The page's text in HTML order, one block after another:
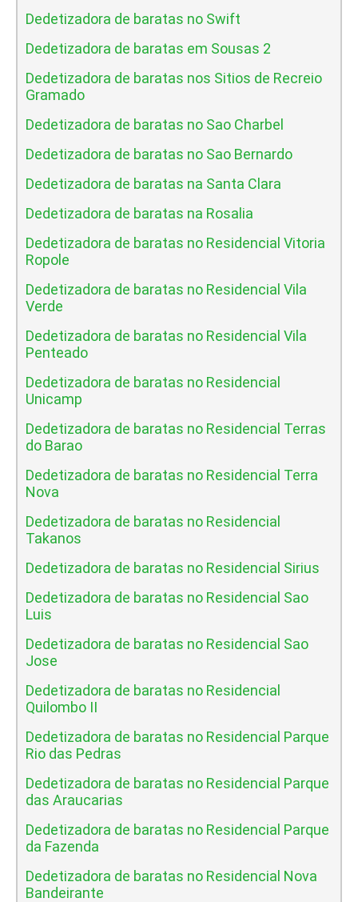
Dedetizadora de baratas no Swift
Dedetizadora de baratas em Sousas 2
Dedetizadora de baratas nos Sitios de Recreio
Gramado
Dedetizadora de baratas no Sao Charbel
Dedetizadora de baratas no Sao Bernardo
Dedetizadora de baratas na Santa Clara
Dedetizadora de baratas na Rosalia
Dedetizadora de baratas no Residencial Vitoria
Ropole
Dedetizadora de baratas no Residencial Vila
Verde
Dedetizadora de baratas no Residencial Vila
Penteado
Dedetizadora de baratas no Residencial
Unicamp
Dedetizadora de baratas no Residencial Terras
do Barao
Dedetizadora de baratas no Residencial Terra
Nova
Dedetizadora de baratas no Residencial
Takanos
Dedetizadora de baratas no Residencial Sirius
Dedetizadora de baratas no Residencial Sao
Luis
Dedetizadora de baratas no Residencial Sao
Jose
Dedetizadora de baratas no Residencial
Quilombo II
Dedetizadora de baratas no Residencial Parque
Rio das Pedras
Dedetizadora de baratas no Residencial Parque
das Araucarias
Dedetizadora de baratas no Residencial Parque
da Fazenda
Dedetizadora de baratas no Residencial Nova
Bandeirante